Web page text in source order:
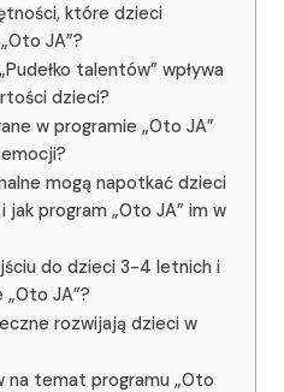
które dzieci
JA”?
talentów” wpływa
dzieci?
w programie „Oto JA”
mogą napotkać dzieci
jak program „Oto JA” im w
do dzieci 3-4 letnich i
JA”?
rozwijają dzieci w
na temat programu „Oto